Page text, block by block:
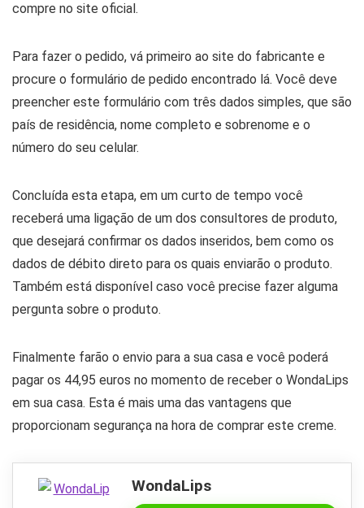
compre no site oficial.
Para fazer o pedido, vá primeiro ao site do fabricante e
procure o formulário de pedido encontrado lá. Você deve
preencher este formulário com três dados simples, que são
país de residência, nome completo e sobrenome e o
número do seu celular.
Concluída esta etapa, em um curto de tempo você
receberá uma ligação de um dos consultores de produto,
que desejará confirmar os dados inseridos, bem como os
dados de débito direto para os quais enviarão o produto.
Também está disponível caso você precise fazer alguma
pergunta sobre o produto.
Finalmente farão o envio para a sua casa e você poderá
pagar os 44,95 euros no momento de receber o WondaLips
em sua casa. Esta é mais uma das vantagens que
proporcionam segurança na hora de comprar este creme.
WondaLips